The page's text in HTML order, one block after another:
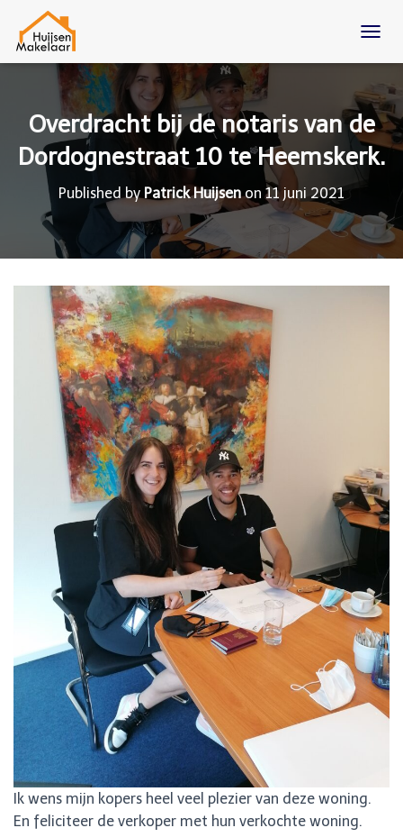
O
G
E
N
A
G
O
Overdracht bij de notaris van de
Dordognestraat 10 te Heemskerk.
Published by Patrick Huijsenon11 juni 2021
Ik wens mijn kopers heel veel plezier van deze woning.
En feliciteer de verkoper met hun verkochte woning.